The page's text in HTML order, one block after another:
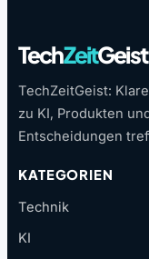
TechZeitGeist
TechZeitGeist:
zu KI, Produkten
Entscheidungen
KATEGORIEN
Technik
KI